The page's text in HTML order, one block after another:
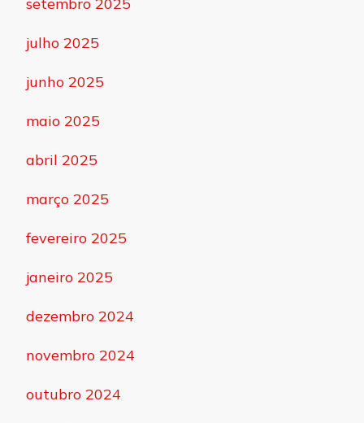
setembro 2025
julho 2025
junho 2025
maio 2025
abril 2025
março 2025
fevereiro 2025
janeiro 2025
dezembro 2024
novembro 2024
outubro 2024